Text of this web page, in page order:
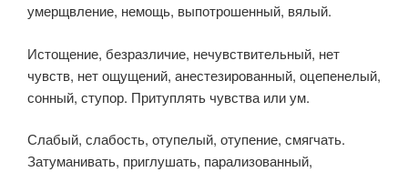
умерщвление, немощь, выпотрошенный, вялый.
Истощение, безразличие, нечувствительный, нет
чувств, нет ощущений, анестезированный, оцепенелый,
сонный, ступор. Притуплять чувства или ум.
Слабый, слабость, отупелый, отупение, смягчать.
Затуманивать, приглушать, парализованный,